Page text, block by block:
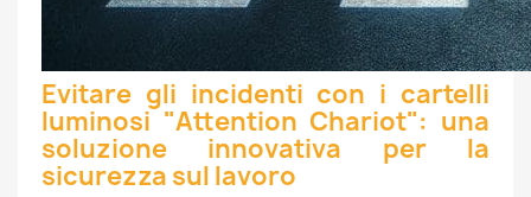
Evitare gli incidenti con i cartelli
luminosi "Attention Chariot": una
soluzione innovativa per la
sicurezza sul lavoro